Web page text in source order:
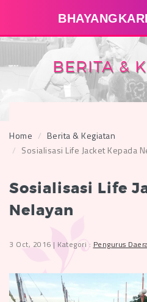
BHAYANGKARI
BERITA &
Home
Berita & Kegiatan
Sosialisasi Life Jacket Kepada
Sosialisasi Life
Nelayan
3 Oct, 2016 | Kategori : Pengurus